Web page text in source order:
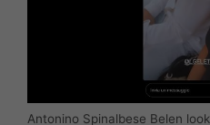
Antonino Spinalbese Belen